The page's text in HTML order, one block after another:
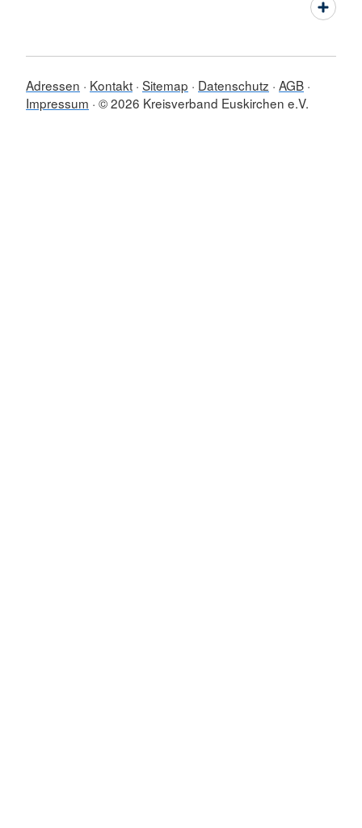
Adressen Kontakt Sitemap Datenschutz AGB
Impressum © 2026 Kreisverband Euskirchen e.V.